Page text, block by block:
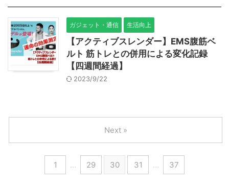
ガジェット・通信 生活向上
【アクティブスレンダー】EMS腹筋ベ
ルト 筋トレとの併用による変化記録
【四週間経過】
2023/9/22
1 … 29 30 31 … 37
Next »